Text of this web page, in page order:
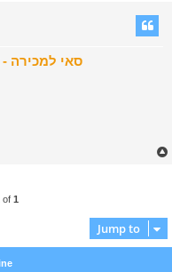
Re: סאי למכירה - 2 סאי גדולים (חצי מטר) לתצוגה
of 1
Jump to